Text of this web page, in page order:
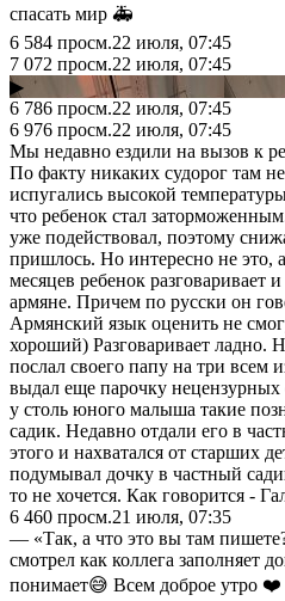
спасать мир 🚑
6 584 просм.22 июля, 07:45
7 072 просм.22 июля, 07:45
▶
6 786 просм.22 июля, 07:45
6 976 просм.22 июля, 07:45
Мы недавно ездили на вызов к
По факту никаких судорог там
испугались высокой
что ребенок стал
уже подействовал, поэтому
пришлось. Но интересно не это,
месяцев ребенок разговаривает
армяне. Причем по русски он
Армянский язык оценить не
хороший) Разговаривает ладно.
послал своего папу на три всем
выдал еще парочку нецензурных
у столь юного малыша такие
садик. Недавно отдали его в
этого и нахватался от старших
подумывал дочку в частный
то не хочется. Как говорится -
6 460 просм.21 июля, 07:35
— «Так, а что это вы там
смотрел как коллега заполняет
понимает😅 Всем доброе утро ❤️